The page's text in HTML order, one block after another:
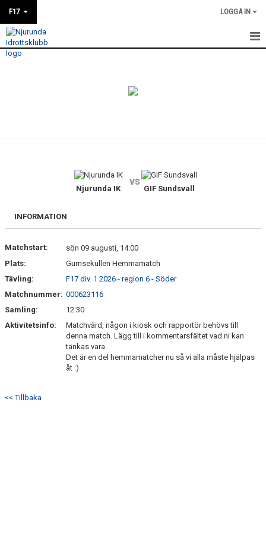
F17 LOGGA IN
HEM
DOKUMENT
Njurunda IK
vs
GIF Sundsvall
INFORMATION
Matchstart:
sön 09 augusti, 14:00
Plats:
Gumsekullen Hemmamatch
Tävling:
F17 div. 1 2026 - region 6 - Söder
Matchnummer: 000623116
Samling:
12:30
Aktivitetsinfo:
Matchvärd, någon i kiosk och rapportör behövs till
denna match. Lägg till i kommentarsfältet vad ni kan
tänkas vara.
Det är en del hemmamatcher nu så vi alla måste hjälpas
åt :)
<< Tillbaka